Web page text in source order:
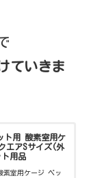
ていきま
ト用 酸素室用ケ
エアSサイズ(外
用品
素室用ケージ ペッ